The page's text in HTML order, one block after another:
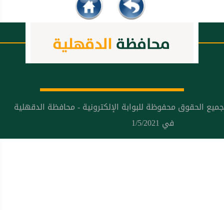
جميع الحقوق محفوظة للبوابة الإلكترونية - محافظة الدقهلية
في 1/5/2021